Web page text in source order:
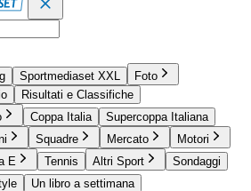
Sportmediaset XXL
Foto
Risultati e Classifiche
Coppa Italia
Supercoppa Italiana
Squadre Mercato
Motori
E Tennis Altri Sport
Sondaggi
Un libro a settimana